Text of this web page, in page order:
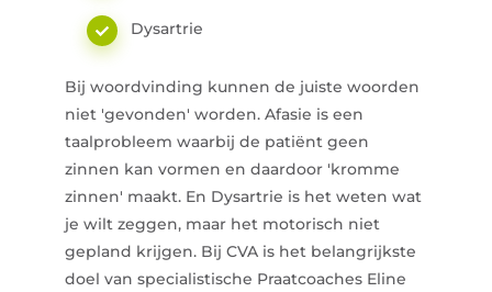
Dysartrie
Bij woordvinding kunnen de juiste woorden
niet 'gevonden' worden. Afasie is een
taalprobleem waarbij de patiënt geen
zinnen kan vormen en daardoor 'kromme
zinnen' maakt. En Dysartrie is het weten wat
je wilt zeggen, maar het motorisch niet
gepland krijgen. Bij CVA is het belangrijkste
doel van specialistische Praatcoaches Eline